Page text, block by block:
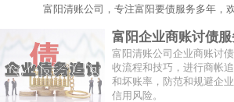
富阳清账公司，专注富阳要债服务多年，
富阳企业商账讨债
富阳清账公司企业商账讨
收流程和技巧，进行商帐
和坏账率，防范和规避企
信用风险。